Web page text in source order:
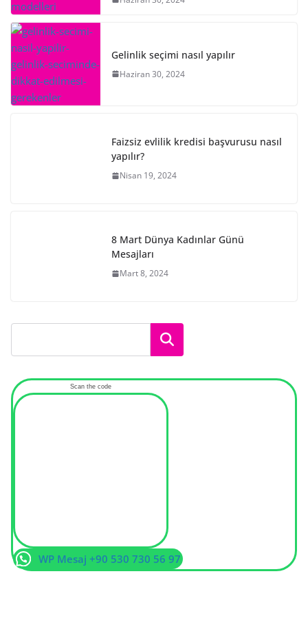
Gelinlik seçimi nasıl yapılır
Haziran 30, 2024
Faizsiz evlilik kredisi başvurusu nasıl
yapılır?
Nisan 19, 2024
8 Mart Dünya Kadınlar Günü
Mesajları
Mart 8, 2024
Ara
Scan the code
WP Mesaj +90 530 730 56 97